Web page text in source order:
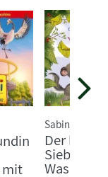
mit
Sabine
Der kleine
Was ich